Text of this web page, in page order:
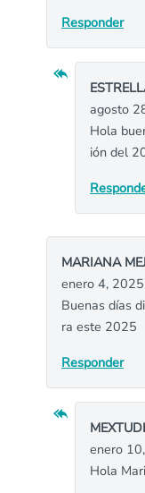
Responder
agosto
Hola
ión del
MARIANA
enero 4,
Buenas días
ra este 2025
Responder
enero
Hola